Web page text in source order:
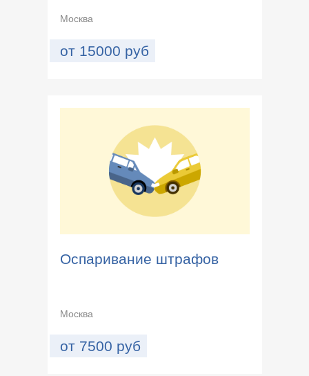
Москва
от 15000 руб
Оспаривание штрафов
Москва
от 7500 руб